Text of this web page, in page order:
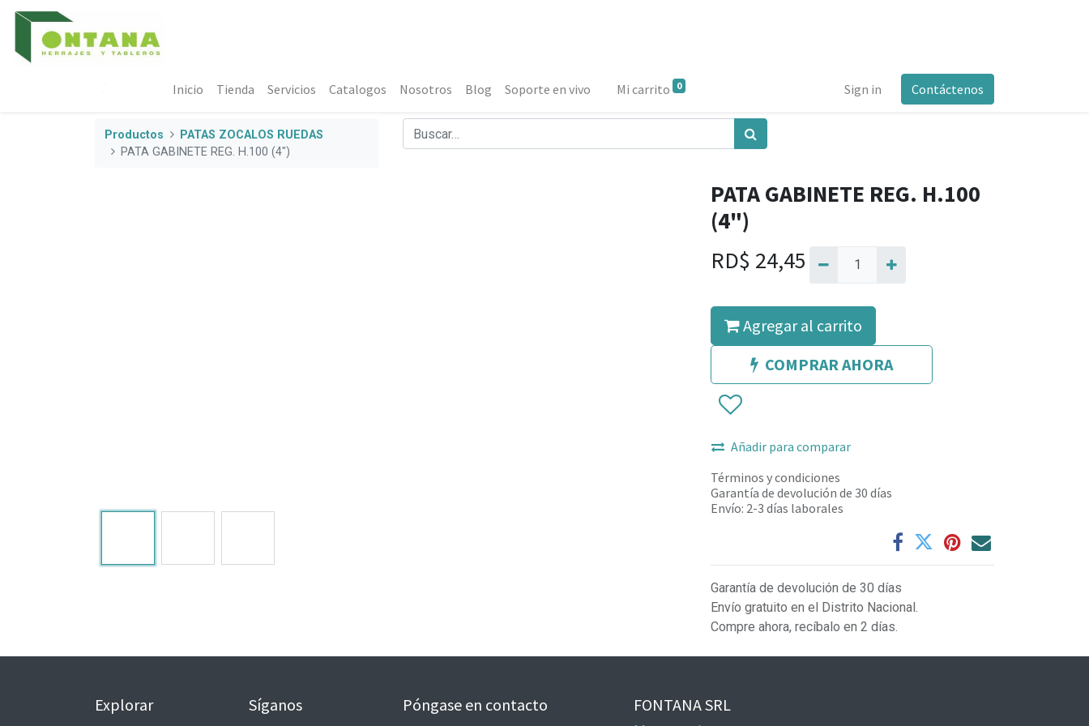
Inicio Tienda Servicios Catalogos Nosotros Blog Soporte en vivo Mi carrito 0 Sign in Contáctenos
Productos
PATAS ZOCALOS RUEDAS
PATA GABINETE REG. H.100 (4")
PATA GABINETE REG. H.100
(4")
RD$ 24,45
Agregar al carrito
COMPRAR AHORA
Añadir para comparar
Términos y condiciones
Garantía de devolución de 30 días
Envío: 2-3 días laborales
Garantía de devolución de 30 días
Envío gratuito en el Distrito Nacional.
Compre ahora, recíbalo en 2 días.
Explorar Síganos Póngase en contacto FONTANA SRL